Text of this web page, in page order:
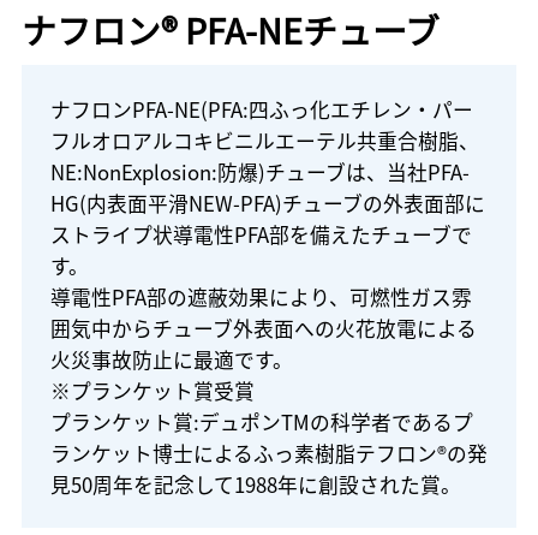
ナフロン® PFA-NEチューブ
ナフロンPFA-NE(PFA:四ふっ化エチレン・パー
フルオロアルコキビニルエーテル共重合樹脂、
NE:NonExplosion:防爆)チューブは、当社PFA-
HG(内表面平滑NEW-PFA)チューブの外表面部に
ストライプ状導電性PFA部を備えたチューブで
す。
導電性PFA部の遮蔽効果により、可燃性ガス雰
囲気中からチューブ外表面への火花放電による
火災事故防止に最適です。
※プランケット賞受賞
プランケット賞:デュポンTMの科学者であるプ
ランケット博士によるふっ素樹脂テフロン®の発
見50周年を記念して1988年に創設された賞。